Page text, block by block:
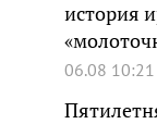
история
06.08 10:21